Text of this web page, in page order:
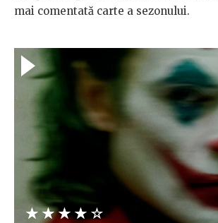
mai comentată carte a sezonului.
★★★★★
☆☆☆☆☆